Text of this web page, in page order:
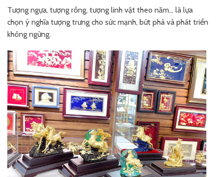
Tượng ngựa, tượng rồng, tượng linh vật theo năm… là lựa
chọn ý nghĩa tượng trưng cho sức mạnh, bứt phá và phát triển
không ngừng.